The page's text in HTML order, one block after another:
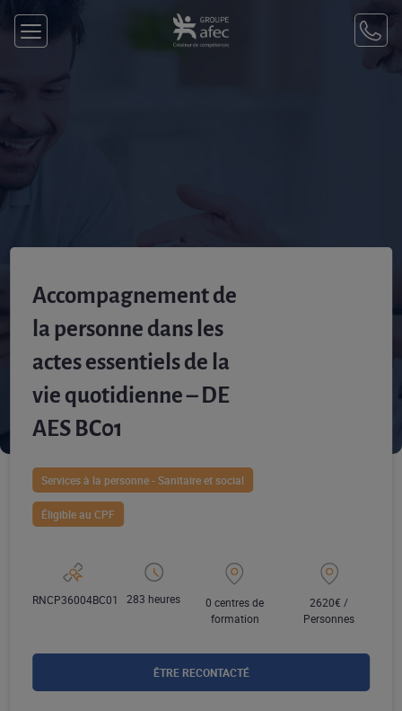
Accompagnement de
la personne dans les
actes essentiels de la
vie quotidienne – DE
AES BC01
Services à la personne - Sanitaire et social
Éligible au CPF
RNCP36004BC01 283 heures
0 centres de
formation
2620€ /
Personnes
ÊTRE RECONTACTÉ